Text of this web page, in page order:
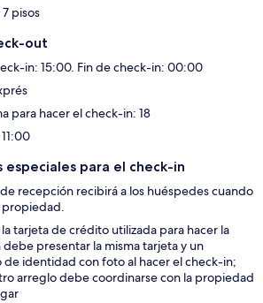
pisos
out
in: 15:00. Fin de check-in: 00:00
para hacer el check-in: 18
especiales para el check-in
recepción recibirá a los huéspedes cuando
propiedad.
tarjeta de crédito utilizada para hacer la
debe presentar la misma tarjeta y un
identidad con foto al hacer el check-in;
arreglo debe coordinarse con la propiedad